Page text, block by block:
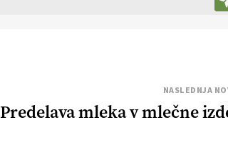
NASLEDNJA
Predelava mleka v mlečne